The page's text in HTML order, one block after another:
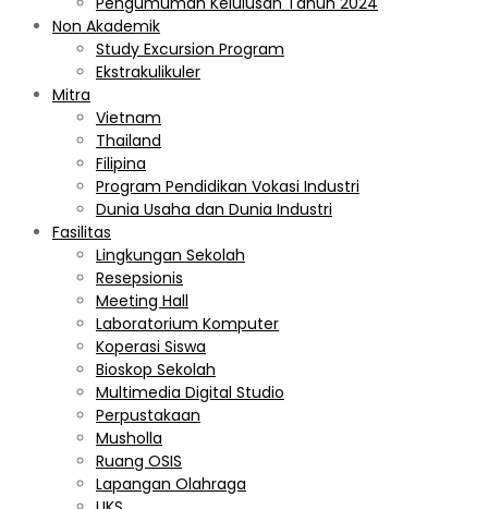
Non Akademik
Study Excursion Program
Ekstrakulikuler
Mitra
Vietnam
Thailand
Filipina
Program Pendidikan Vokasi Industri
Dunia Usaha dan Dunia Industri
Fasilitas
Lingkungan Sekolah
Resepsionis
Meeting Hall
Laboratorium Komputer
Koperasi Siswa
Bioskop Sekolah
Multimedia Digital Studio
Perpustakaan
Musholla
Ruang OSIS
Lapangan Olahraga